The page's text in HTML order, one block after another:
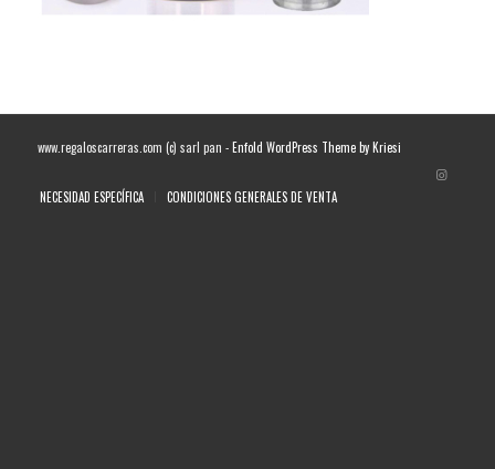
www.regaloscarreras.com (c) sarl pan -Enfold WordPress Theme by Kriesi
NECESIDAD ESPECÍFICA CONDICIONES GENERALES DE VENTA